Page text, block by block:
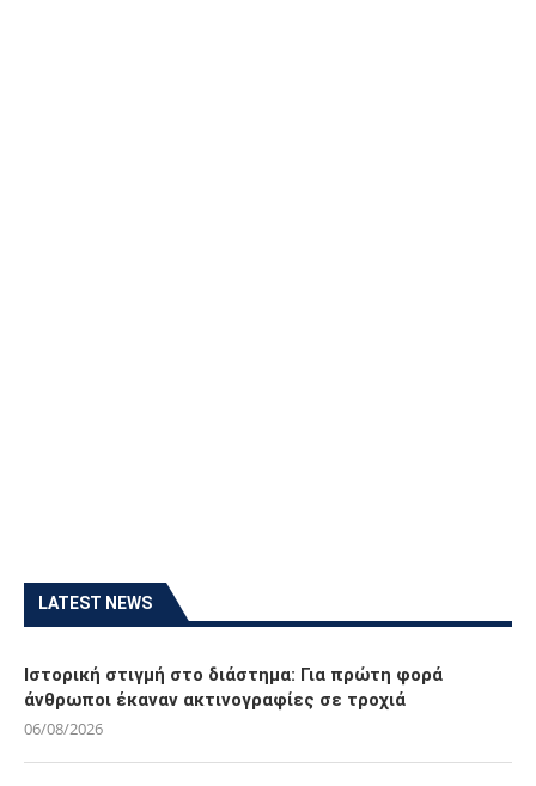
LATEST NEWS
Ιστορική στιγμή στο διάστημα: Για πρώτη φορά
άνθρωποι έκαναν ακτινογραφίες σε τροχιά
06/08/2026